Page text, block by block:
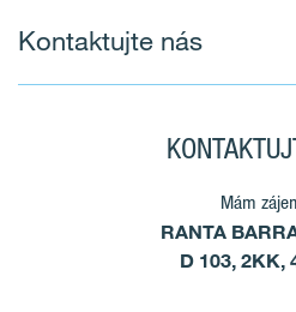
Kontaktujte nás
Mám
RANTA
D 103, 2KK,